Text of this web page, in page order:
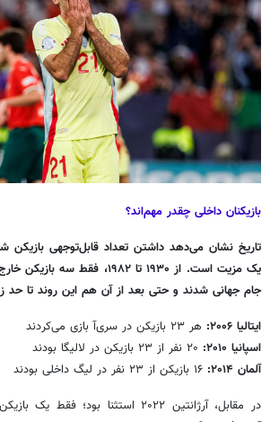
بازیکنان داخلی چقدر مهم‌اند؟
تاریخ نشان می‌دهد داشتن تعداد قابل‌توجهی بازیکن
یک مزیت است. از ۱۹۳۰ تا ۱۹۸۲،
جام جهانی شدند و حتی بعد از آن هم این روند تا حد
ایتالیا ۲۰۰۶:
هر ۲۳ بازیکن در سری‌آ بازی می‌کردند
اسپانیا ۲۰۱۰:
آلمان ۲۰۱۴:
در مقابل، آرژانتین ۲۰۲۲ استثنا بود؛